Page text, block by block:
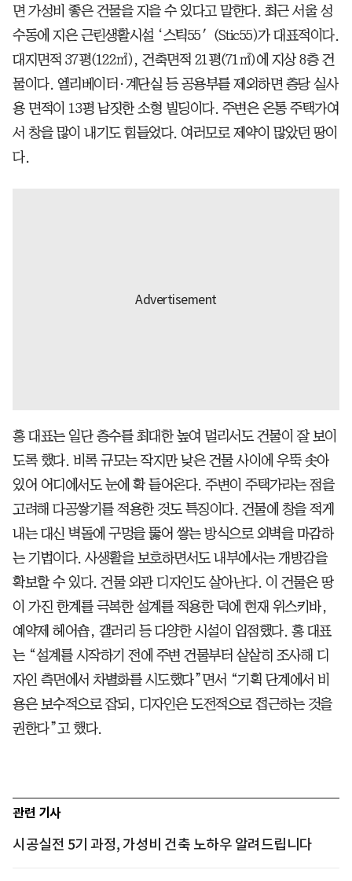
면 가성비 좋은 건물을 지을 수 있다고 말한다. 최근 서울 성
수동에 지은 근린생활시설 ‘스틱55′(Stic55)가 대표적이다.
대지면적 37평(122㎡), 건축면적 21평(71㎡)에 지상 8층 건
물이다. 엘리베이터·계단실 등 공용부를 제외하면 층당 실사
용 면적이 13평 남짓한 소형 빌딩이다. 주변은 온통 주택가여
서 창을 많이 내기도 힘들었다. 여러모로 제약이 많았던 땅이
다.
홍 대표는 일단 층수를 최대한 높여 멀리서도 건물이 잘 보이
도록 했다. 비록 규모는 작지만 낮은 건물 사이에 우뚝 솟아
있어 어디에서도 눈에 확 들어온다. 주변이 주택가라는 점을
고려해 다공쌓기를 적용한 것도 특징이다. 건물에 창을 적게
내는 대신 벽돌에 구멍을 뚫어 쌓는 방식으로 외벽을 마감하
는 기법이다. 사생활을 보호하면서도 내부에서는 개방감을
확보할 수 있다. 건물 외관 디자인도 살아난다. 이 건물은 땅
이 가진 한계를 극복한 설계를 적용한 덕에 현재 위스키바,
예약제 헤어숍, 갤러리 등 다양한 시설이 입점했다. 홍 대표
는 “설계를 시작하기 전에 주변 건물부터 샅샅히 조사해 디
자인 측면에서 차별화를 시도했다”면서 “기획 단계에서 비
용은 보수적으로 잡되, 디자인은 도전적으로 접근하는 것을
권한다”고 했다.
관련 기사
시공실전 5기 과정, 가성비 건축 노하우 알려드립니다